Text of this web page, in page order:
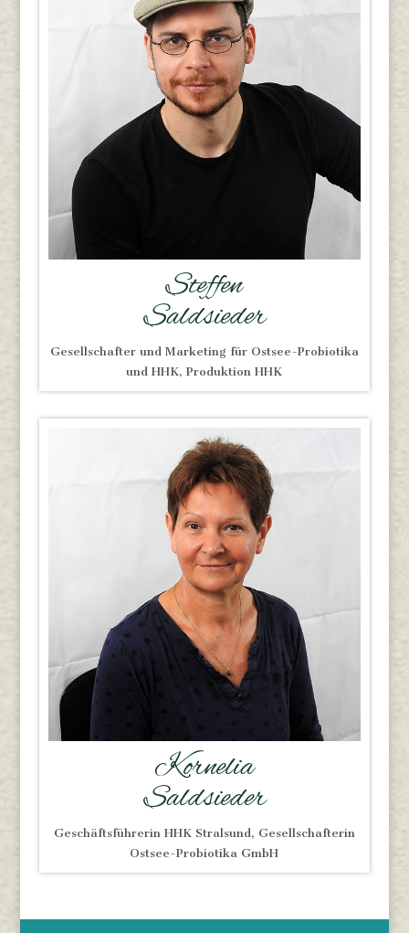
Steffen
Saldsieder
Gesellschafter und Marketing für Ostsee-Probiotika
und HHK, Produktion HHK
Kornelia
Saldsieder
Geschäftsführerin HHK Stralsund, Gesellschafterin
Ostsee-Probiotika GmbH